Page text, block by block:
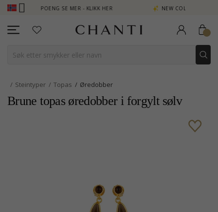
POENG SE MER - KLIKK HER NEW COLLECTION | AURA
Steintyper Topas Øredobber
Brune topas øredobber i forgylt sølv